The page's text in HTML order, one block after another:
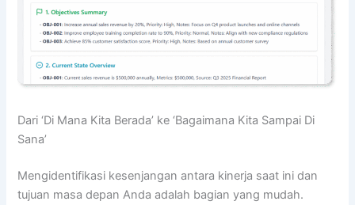
Dari ‘Di Mana Kita Berada’ ke ‘Bagaimana Kita Sampai Di
Sana’
Mengidentifikasi kesenjangan antara kinerja saat ini dan
tujuan masa depan Anda adalah bagian yang mudah.